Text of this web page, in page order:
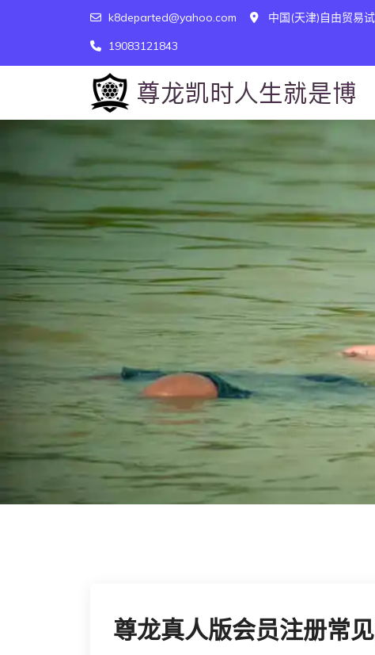
k8departed@yahoo.com
中国(天津)自由贸易
19083121843
尊龙真人版会员注册常